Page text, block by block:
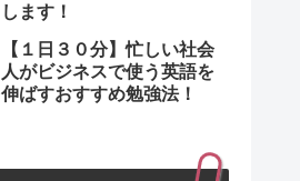
します！
【１日３０分】忙しい社会
人がビジネスで使う英語を
伸ばすおすすめ勉強法！